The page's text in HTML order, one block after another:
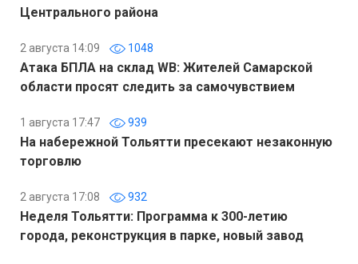
Центрального района
2 августа 14:09 1048
Атака БПЛА на склад WB: Жителей Самарской
области просят следить за самочувствием
1 августа 17:47 939
На набережной Тольятти пресекают незаконную
торговлю
2 августа 17:08 932
Неделя Тольятти: Программа к 300-летию
города, реконструкция в парке, новый завод